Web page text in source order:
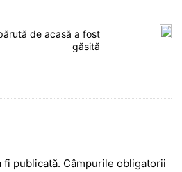
de acasă a fost
găsită
fi publicată. Câmpurile obligatorii